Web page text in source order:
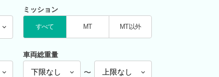
ミッション
すべて MT MT以外
車両総重量
〜